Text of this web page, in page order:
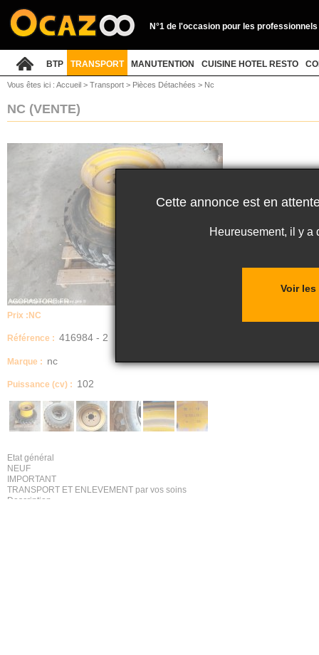
N°1 de l'occasion pour les professionnels
BTP TRANSPORT MANUTENTION CUISINE HOTEL RESTO
Vous êtes ici : Accueil > Transport > Pièces Détachées > Nc
NC (VENTE)
Prix : NC
Référence : 416984 - 2
Marque : nc
Puissance (cv) : 102
Etat général
NEUF
IMPORTANT
TRANSPORT ET ENLEVEMENT par vos soins
Description
Cette annonce est en
Heureusement, il y a
Voir